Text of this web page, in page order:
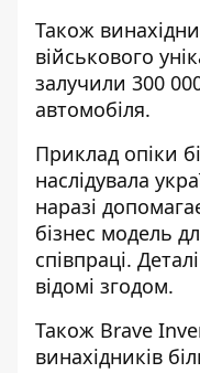
Також
військового
залучили 300
автомобіля.
Приклад опіки
наслідувала
наразі
бізнес модель
співпраці.
відомі згодом.
Також Brave
винахідників